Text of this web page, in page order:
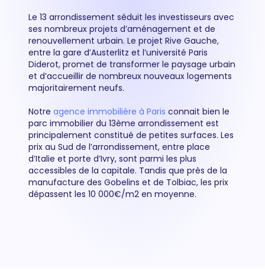
Le 13 arrondissement séduit les investisseurs avec
ses nombreux projets d’aménagement et de
renouvellement urbain. Le projet Rive Gauche,
entre la gare d’Austerlitz et l’université Paris
Diderot, promet de transformer le paysage urbain
et d’accueillir de nombreux nouveaux logements
majoritairement neufs.
Notre agence immobilière à Paris connait bien le
parc immobilier du 13ème arrondissement est
principalement constitué de petites surfaces. Les
prix au Sud de l’arrondissement, entre place
d’Italie et porte d’Ivry, sont parmi les plus
accessibles de la capitale. Tandis que près de la
manufacture des Gobelins et de Tolbiac, les prix
dépassent les 10 000€/m2 en moyenne.